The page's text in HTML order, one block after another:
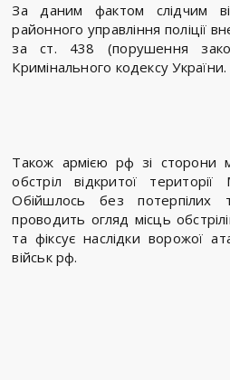
За даним фактом слідчим
районного управління поліції
за ст. 438 (порушення
Кримінального кодексу України.
Також армією рф зі сторони
обстріл відкритої території Марганецької громади.
Обійшлось без потерпілих
проводить огляд місць
та фіксує наслідки ворожої
військ рф.